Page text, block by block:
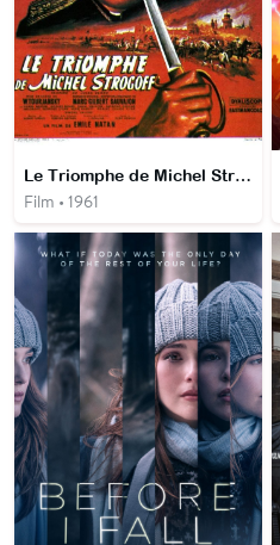
Le Triomphe de Michel Strogoff
Film • 1961